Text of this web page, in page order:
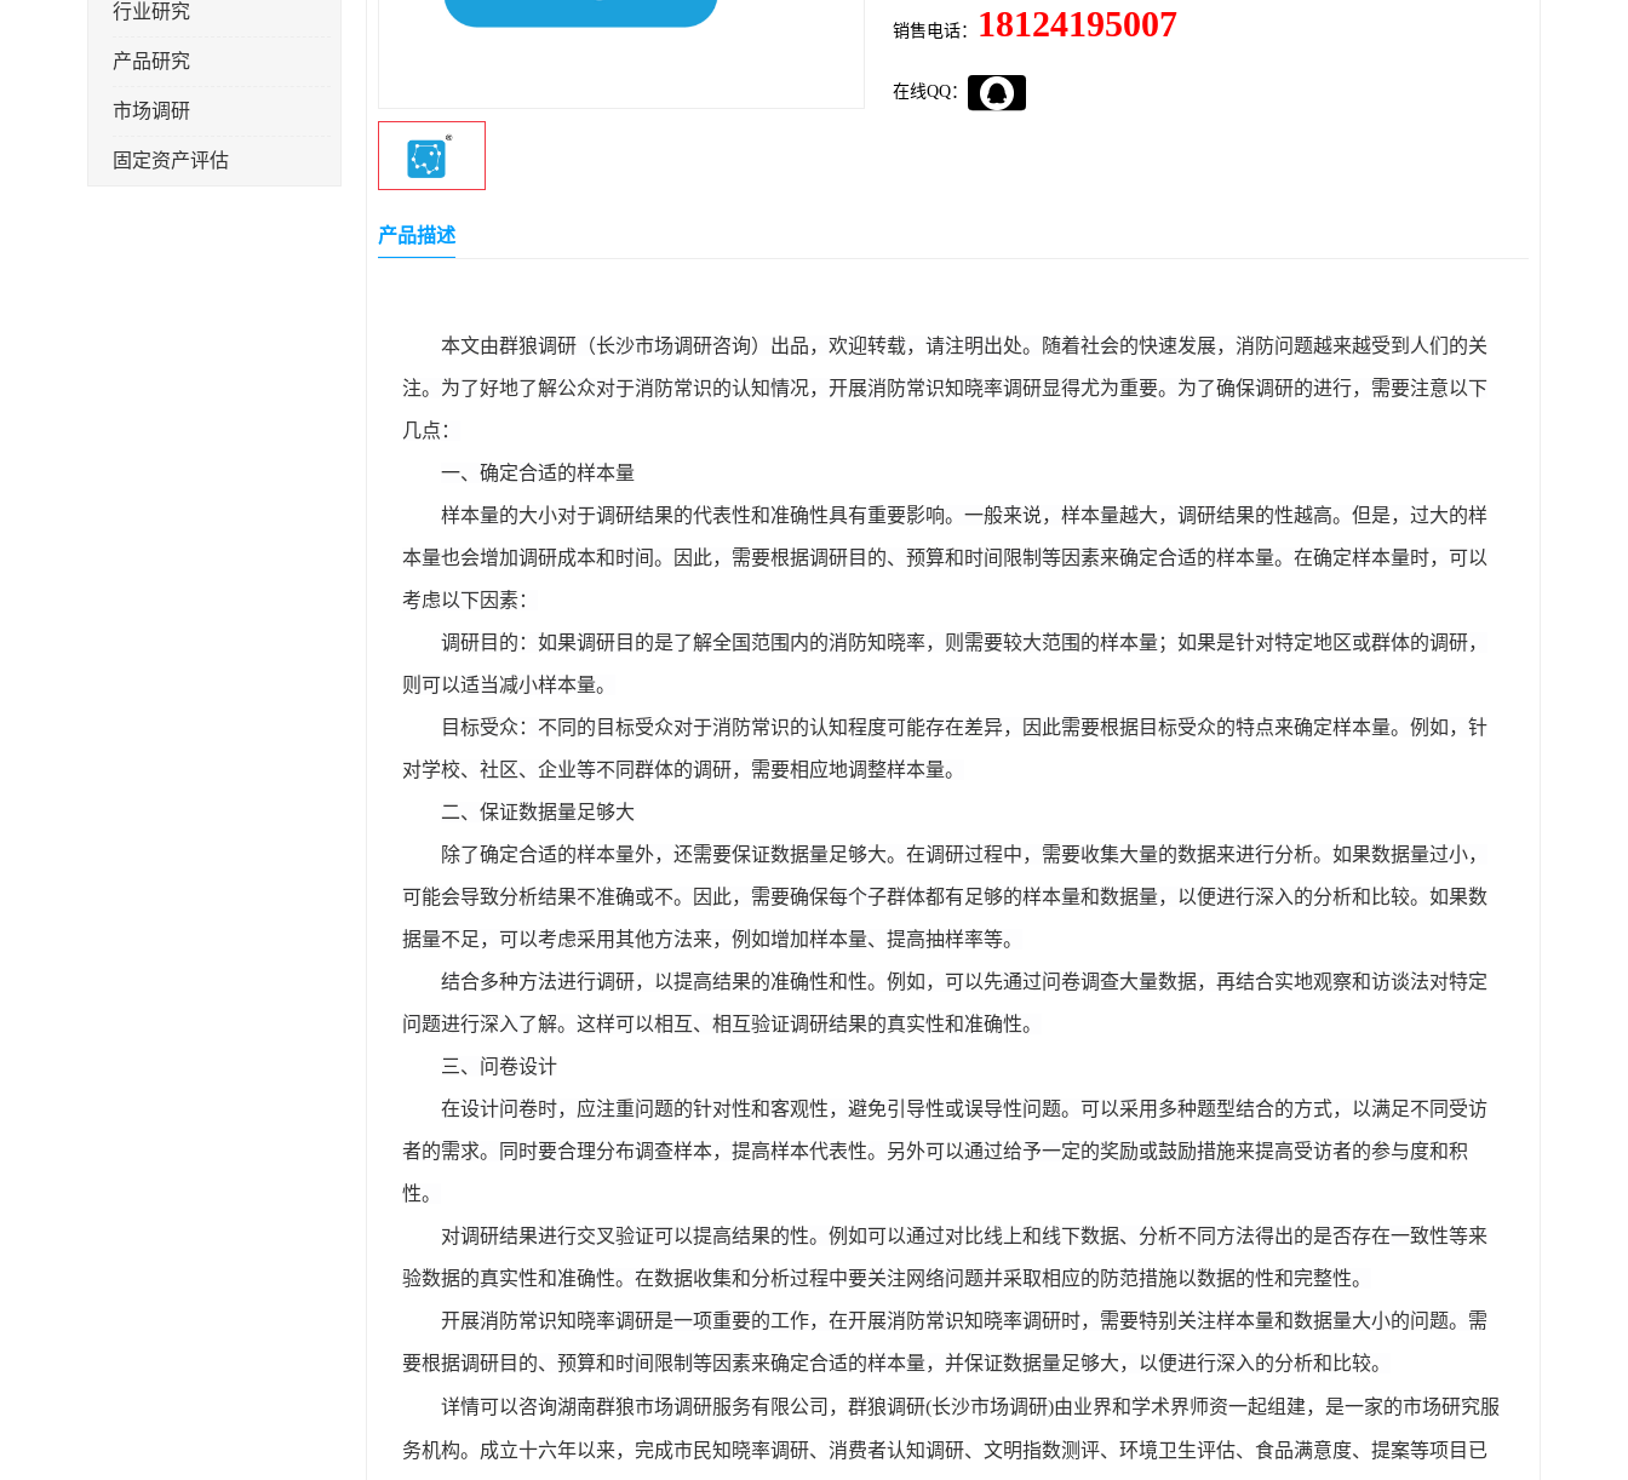
行业研究
产品研究
市场调研
固定资产评估
销售电话： 18124195007
在线QQ：
产品描述
本文由群狼调研（长沙市场调研咨询）出品，欢迎转载，请注明出处。 随着社会的快速发展，消防问题越来越受到人们的关
注。为了好地了解公众对于消防常识的认知情况，开展消防常识知晓率调研显得尤为重要。 为了确保调研的进行，需要注意以下
几点：
一、确定合适的样本量
样本量的大小对于调研结果的代表性和准确性具有重要影响。一般来说，样本量越大，调研结果的性越高。但是，过大的样
本量也会增加调研成本和时间。因此，需要根据调研目的、预算和时间限制等因素来确定合适的样本量。在确定样本量时，可以
考虑以下因素：
调研目的：如果调研目的是了解全国范围内的消防知晓率，则需要较大范围的样本量；如果是针对特定地区或群体的调研，
则可以适当减小样本量。
目标受众：不同的目标受众对于消防常识的认知程度可能存在差异，因此需要根据目标受众的特点来确定样本量。例如，针
对学校、社区、企业等不同群体的调研，需要相应地调整样本量。
二、保证数据量足够大
除了确定合适的样本量外，还需要保证数据量足够大。在调研过程中，需要收集大量的数据来进行分析。如果数据量过小，
可能会导致分析结果不准确或不。因此，需要确保每个子群体都有足够的样本量和数据量，以便进行深入的分析和比较。如果数
据量不足，可以考虑采用其他方法来，例如增加样本量、提高抽样率等。
结合多种方法进行调研，以提高结果的准确性和性。例如，可以先通过问卷调查大量数据，再结合实地观察和访谈法对特定
问题进行深入了解。这样可以相互、相互验证调研结果的真实性和准确性。
三、问卷设计
在设计问卷时，应注重问题的针对性和客观性，避免引导性或误导性问题。可以采用多种题型结合的方式，以满足不同受访
者的需求。同时要合理分布调查样本，提高样本代表性。另外可以通过给予一定的奖励或鼓励措施来提高受访者的参与度和积
性。
对调研结果进行交叉验证可以提高结果的性。例如可以通过对比线上和线下数据、分析不同方法得出的是否存在一致性等来
验数据的真实性和准确性。在数据收集和分析过程中要关注网络问题并采取相应的防范措施以数据的性和完整性。
开展消防常识知晓率调研是一项重要的工作，在开展消防常识知晓率调研时，需要特别关注样本量和数据量大小的问题。需
要根据调研目的、预算和时间限制等因素来确定合适的样本量，并保证数据量足够大，以便进行深入的分析和比较。
详情可以咨询湖南群狼市场调研服务有限公司，群狼调研(长沙市场调研)由业界和学术界师资一起组建，是一家的市场研究服
务机构。成立十六年以来， 完成市民知晓率调研、消费者认知调研、文明指数测评、环境卫生评估、食品满意度、提案等项目已